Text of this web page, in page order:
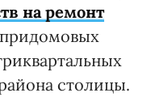
на ремонт
придомовых
столицы.